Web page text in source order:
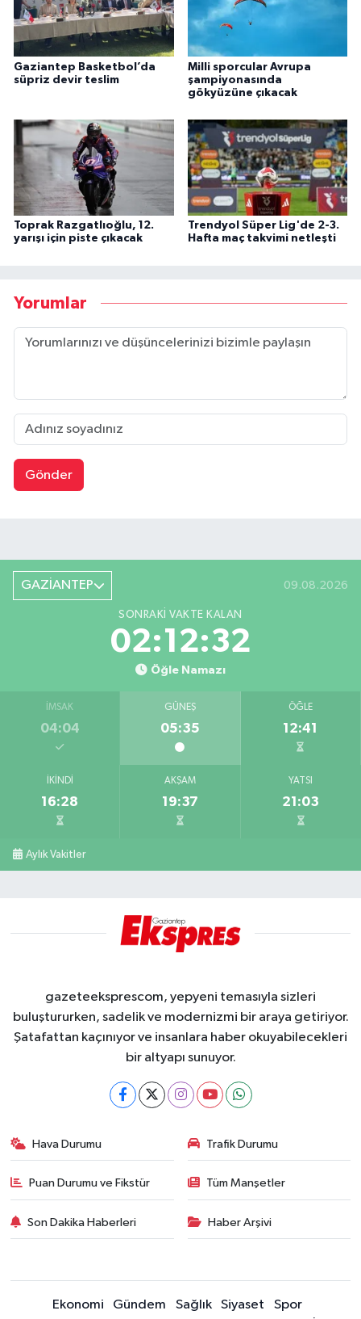
Gaziantep Basketbol’da
süpriz devir teslim
Milli sporcular Avrupa
şampiyonasında
gökyüzüne çıkacak
Toprak Razgatlıoğlu, 12.
yarışı için piste çıkacak
Trendyol Süper Lig'de 2-3.
Hafta maç takvimi netleşti
Yorumlar
Gönder
GAZİANTEP 09.08.2026
SONRAKI VAKTE KALAN
02:12:31
Öğle Namazı
İMSAK
04:04
GÜNEŞ
05:35
ÖĞLE
12:41
İKINDI
16:28
AKŞAM
19:37
YATSI
21:03
Aylık Vakitler
gazeteeksprescom, yepyeni temasıyla sizleri
buluştururken, sadelik ve modernizmi bir araya getiriyor.
Şatafattan kaçınıyor ve insanlara haber okuyabilecekleri
bir altyapı sunuyor.
Hava Durumu Trafik Durumu
Puan Durumu ve Fikstür Tüm Manşetler
Son Dakika Haberleri Haber Arşivi
Ekonomi Gündem Sağlık Siyaset
Spor